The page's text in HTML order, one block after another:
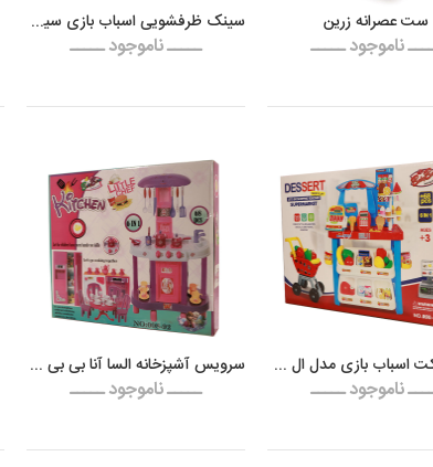
ست عصرانه زرین
ناموجود ـــــ
سینک ظرفشویی اسباب بازی سیحان
ـــــ ناموجود ـــــ
سوپر مارکت اسباب بازی مدل ال سی من با چرخ خرید ۰۸۴۴
ناموجود ـــــ
سرویس آشپزخانه السا آنا بی بی برن ۰۸۹۲
ـــــ ناموجود ـــــ